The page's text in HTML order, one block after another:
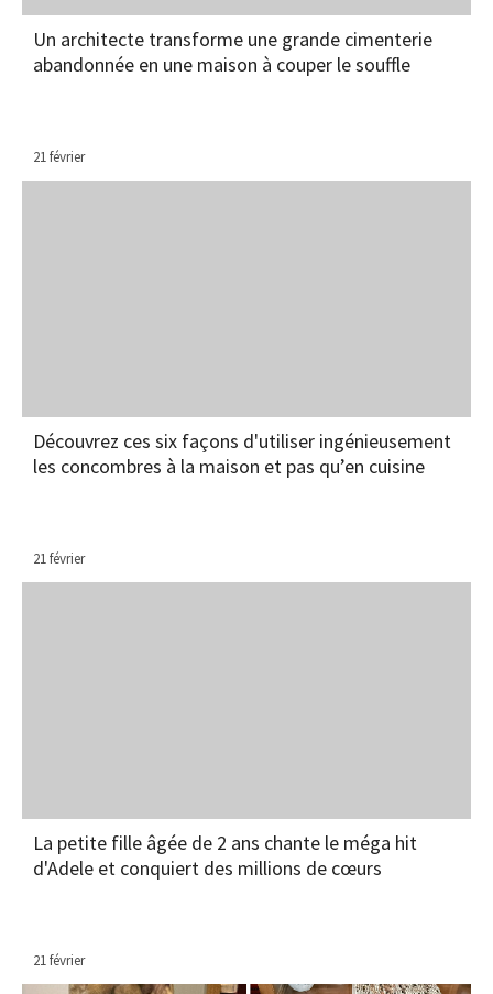
Un architecte transforme une grande cimenterie
abandonnée en une maison à couper le souffle
21 février
Découvrez ces six façons d'utiliser ingénieusement
les concombres à la maison et pas qu’en cuisine
21 février
La petite fille âgée de 2 ans chante le méga hit
d'Adele et conquiert des millions de cœurs
21 février